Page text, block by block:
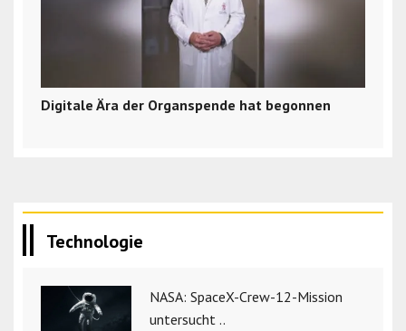
Digitale Ära der Organspende hat begonnen
Technologie
NASA: SpaceX-Crew-12-Mission
untersucht ..